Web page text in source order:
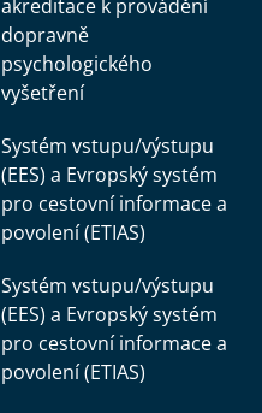
akreditace k provádění
dopravně
psychologického
vyšetření
Systém vstupu/výstupu
(EES) a Evropský systém
pro cestovní informace a
povolení (ETIAS)
Systém vstupu/výstupu
(EES) a Evropský systém
pro cestovní informace a
povolení (ETIAS)